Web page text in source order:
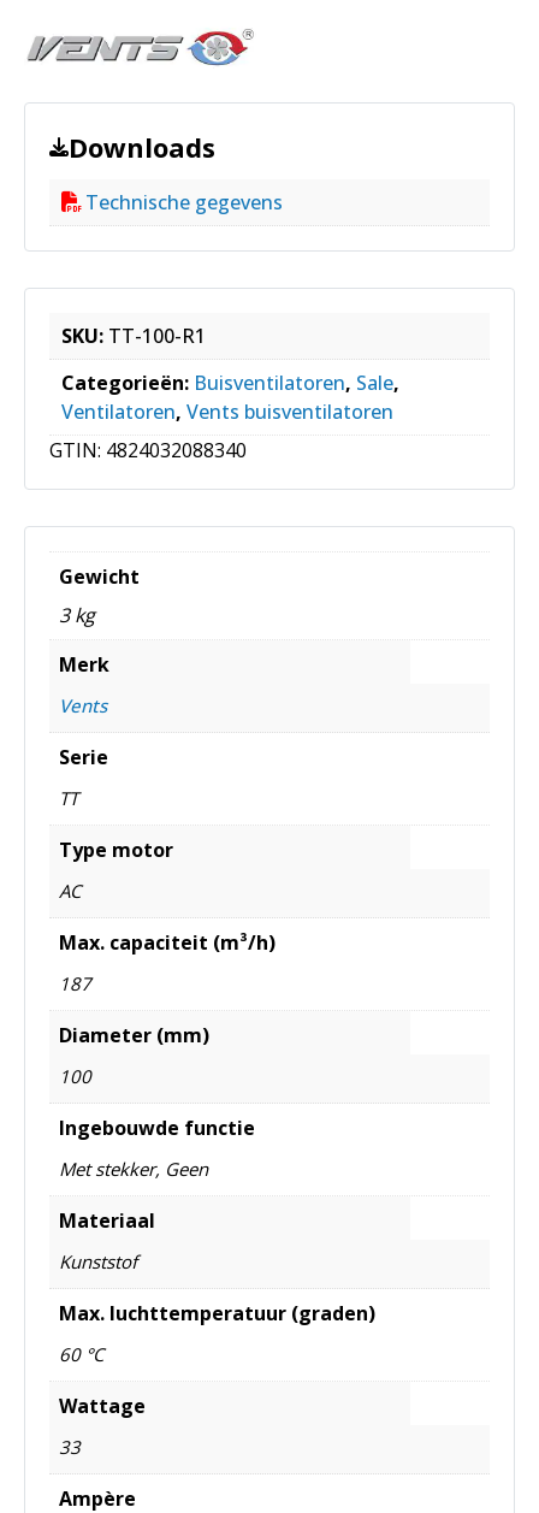
Downloads
Technische gegevens
SKU: TT-100-R1
Categorieën: Buisventilatoren, Sale,
Ventilatoren, Vents buisventilatoren
GTIN: 4824032088340
Gewicht
3 kg
Merk
Vents
Serie
TT
Type motor
AC
Max. capaciteit (m³/h)
187
Diameter (mm)
100
Ingebouwde functie
Met stekker, Geen
Materiaal
Kunststof
Max. luchttemperatuur (graden)
60 °C
Wattage
33
Ampère